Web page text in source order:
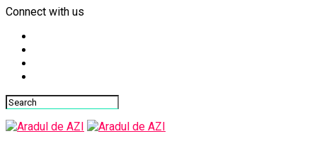
Connect with us